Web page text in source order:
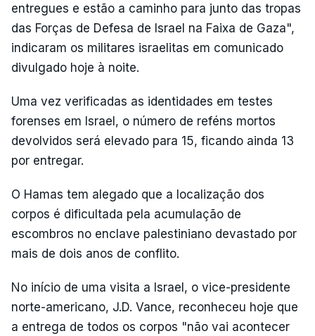
entregues e estão a caminho para junto das tropas
das Forças de Defesa de Israel na Faixa de Gaza",
indicaram os militares israelitas em comunicado
divulgado hoje à noite.
Uma vez verificadas as identidades em testes
forenses em Israel, o número de reféns mortos
devolvidos será elevado para 15, ficando ainda 13
por entregar.
O Hamas tem alegado que a localização dos
corpos é dificultada pela acumulação de
escombros no enclave palestiniano devastado por
mais de dois anos de conflito.
No início de uma visita a Israel, o vice-presidente
norte-americano, J.D. Vance, reconheceu hoje que
a entrega de todos os corpos "não vai acontecer